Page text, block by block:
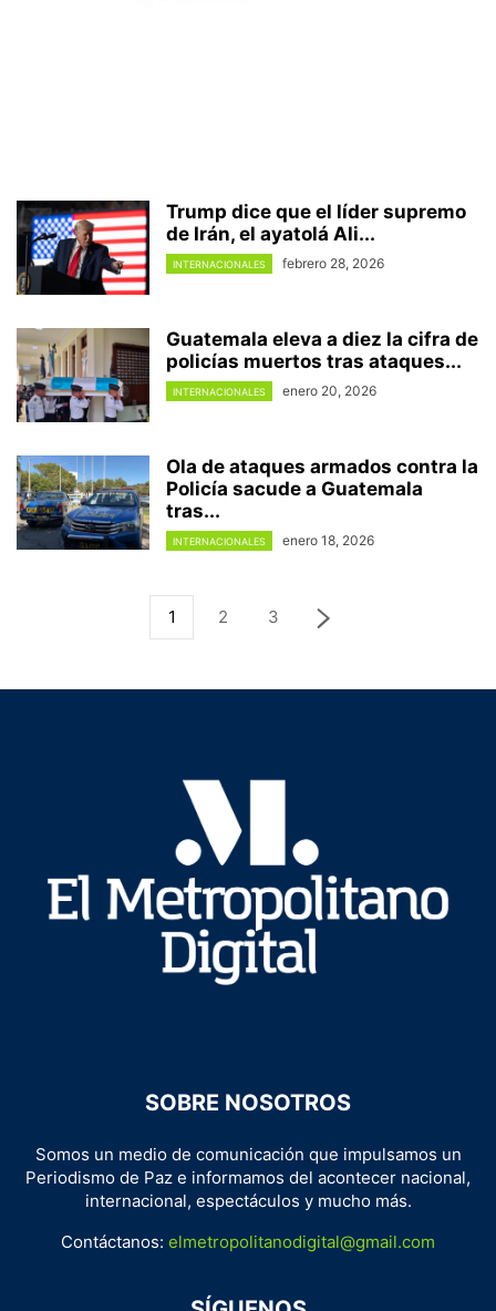
Trump dice que el líder supremo
de Irán, el ayatolá Ali...
INTERNACIONALES febrero 28, 2026
Guatemala eleva a diez la cifra de
policías muertos tras ataques...
INTERNACIONALES enero 20, 2026
Ola de ataques armados contra la
Policía sacude a Guatemala
tras...
INTERNACIONALES enero 18, 2026
1 2 3
SOBRE NOSOTROS
Somos un medio de comunicación que impulsamos un
Periodismo de Paz e informamos del acontecer nacional,
internacional, espectáculos y mucho más.
Contáctanos: elmetropolitanodigital@gmail.com